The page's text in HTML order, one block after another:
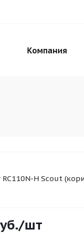
Компания
H Scout
/шт